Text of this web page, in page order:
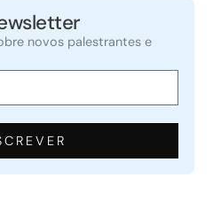
novos palestrantes e